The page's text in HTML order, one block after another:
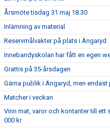
Årsmöte tisdag 31 maj 18.30
Inlämning av material
Reservmålvakter på plats i Ängaryd
Innebandyskolan har fått en egen
Grattis på 35-årsdagen
Gärna publik i Ängaryd, men endast
Matcher i veckan
Vinn mat, varor och kontanter till ett
000 kr